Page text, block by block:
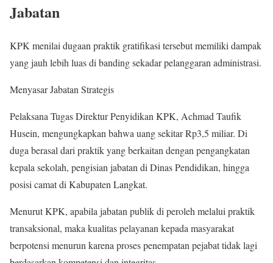
Jabatan
KPK menilai dugaan praktik gratifikasi tersebut memiliki dampak
yang jauh lebih luas di banding sekadar pelanggaran administrasi.
Menyasar Jabatan Strategis
Pelaksana Tugas Direktur Penyidikan KPK, Achmad Taufik
Husein, mengungkapkan bahwa uang sekitar Rp3,5 miliar. Di
duga berasal dari praktik yang berkaitan dengan pengangkatan
kepala sekolah, pengisian jabatan di Dinas Pendidikan, hingga
posisi camat di Kabupaten Langkat.
Menurut KPK, apabila jabatan publik di peroleh melalui praktik
transaksional, maka kualitas pelayanan kepada masyarakat
berpotensi menurun karena proses penempatan pejabat tidak lagi